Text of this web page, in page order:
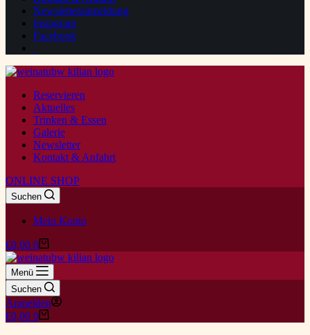
Newsletteranmeldung
Instagram
Facebook
Reservieren
Aktuelles
Trinken & Essen
Galerie
Newsletter
Kontakt & Anfahrt
ONLINE SHOP
Suchen
Mein Konto
Warenkorb
€0,00 0
Menü
Suchen
Anmelden
Warenkorb
€0,00 0